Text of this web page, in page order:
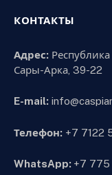
КОНТАКТЫ
Адрес:
Сары-Арка, 39-22
E-mail:
Телефон: +7 7122
WhatsApp: +7